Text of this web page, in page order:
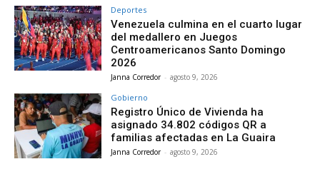
Deportes
Venezuela culmina en el cuarto lugar
del medallero en Juegos
Centroamericanos Santo Domingo
2026
Janna Corredor - agosto 9, 2026
Gobierno
Registro Único de Vivienda ha
asignado 34.802 códigos QR a
familias afectadas en La Guaira
Janna Corredor - agosto 9, 2026